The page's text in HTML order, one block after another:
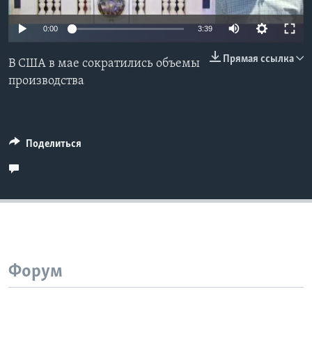
Learning English
СОЦИАЛЬНЫЕ СЕТИ
0:00 3:39
Прямая ссылка
В США в мае сократились объемы
производства
Поделиться
Форум